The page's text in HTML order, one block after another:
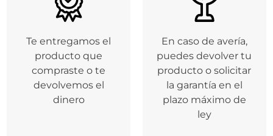
Te entregamos el
producto que
compraste o te
devolvemos el
dinero
En caso de avería,
puedes devolver tu
producto o solicitar
la garantía en el
plazo máximo de
ley